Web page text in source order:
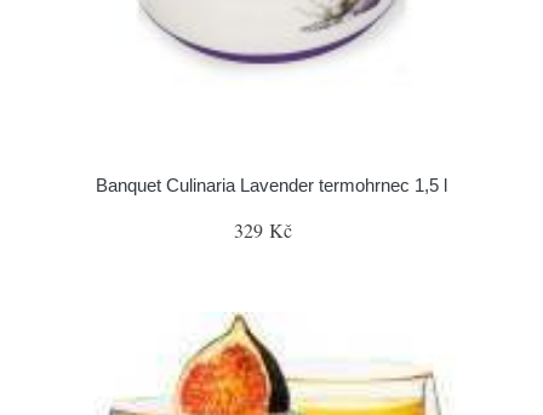
Banquet Culinaria Lavender termohrnec 1,5 l
329 Kč